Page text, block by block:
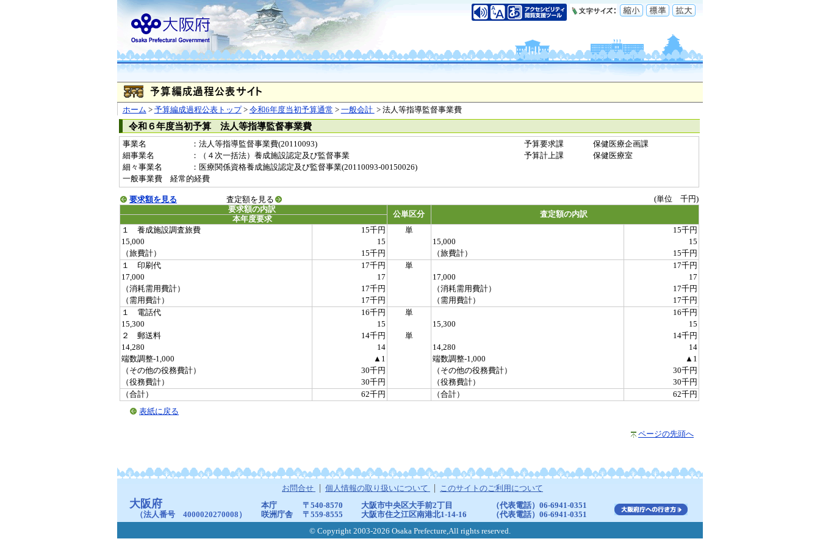
ホーム > 予算編成過程公表トップ> 令和6年度当初予算通常 > 一般会計 > 法人等指導監督事業費
令和６年度当初予算 法人等指導監督事業費
事業名 ：法人等指導監督事業費(20110093) 予算要求課
保健医療企画課
細事業名
：（４次一括法）養成施設認定及び監督事業 予算計上課
保健医療室
細々事業名
：医療関係資格養成施設認定及び監督事業(20110093-00150026)
一般事業費 経常的経費
要求額を見る 査定額を見る
(単位 千円)
要求額の内訳
公単区分 査定額の内訳
本年度要求
１ 養成施設調査旅費
15千円 単
15千円
15,000
15 15,000
15
（旅費計）
15千円 （旅費計）
15千円
１ 印刷代
17千円 単
17千円
17,000
17 17,000
17
（消耗需用費計）
17千円 （消耗需用費計）
17千円
（需用費計）
17千円 （需用費計）
17千円
１ 電話代
16千円 単
16千円
15,300
15 15,300
15
２ 郵送料
14千円 単
14千円
14,280
14 14,280
14
端数調整-1,000
▲1 端数調整-1,000
▲1
（その他の役務費計）
30千円 （その他の役務費計）
30千円
（役務費計）
30千円 （役務費計）
30千円
（合計）
62千円 （合計）
62千円
表紙に戻る
ページの先頭へ
お問合せ 個人情報の取り扱いについて このサイトのご利用について
大阪府
（法人番号 4000020270008）
本庁 〒540-8570 大阪市中央区大手前2丁目
（代表電話）06-6941-0351
咲洲庁舎
〒559-8555 大阪市住之江区南港北1-14-16
（代表電話）06-6941-0351
© Copyright 2003-2026 Osaka Prefecture,All rights reserved.